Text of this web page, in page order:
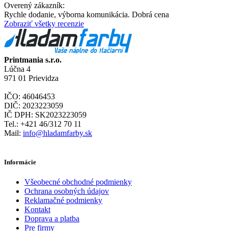
Overený zákazník:
Rychle dodanie, výborna komunikácia. Dobrá cena
Zobraziť všetky recenzie
Printmania s.r.o.
Lúčna 4
971 01 Prievidza
IČO: 46046453
DIČ: 2023223059
IČ DPH: SK2023223059
Tel.: +421 46/312 70 11
Mail: info@hladamfarby.sk
Informácie
Všeobecné obchodné podmienky
Ochrana osobných údajov
Reklamačné podmienky
Kontakt
Doprava a platba
Pre firmy